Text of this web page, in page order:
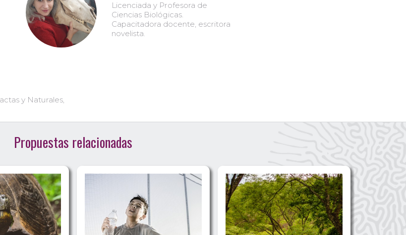
Licenciada y Profesora de
Ciencias Biológicas.
Capacitadora docente, escritora
novelista.
y Naturales,
Propuestas relacionadas